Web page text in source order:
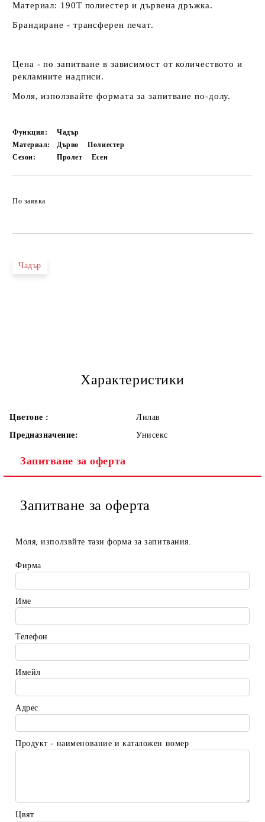
Материал: 190Т полиестер и дървена дръжка.
Брандиране - трансферен печат.
Цена - по запитване в зависимост от количеството и
рекламните надписи.
Моля, използвайте формата за запитване по-долу.
Функция:
Чадър
Материал:
Дърво
Полиестер
Сезон:
Пролет Есен
По заявка
Чадър
Характеристики
Цветове :
Лилав
Предназначение:
Унисекс
Запитване за оферта
Запитване за оферта
Моля, използвйте тази форма за запитвания.
Фирма
Име
Телефон
Имейл
Адрес
Продукт - наименование и каталожен номер
Цвят